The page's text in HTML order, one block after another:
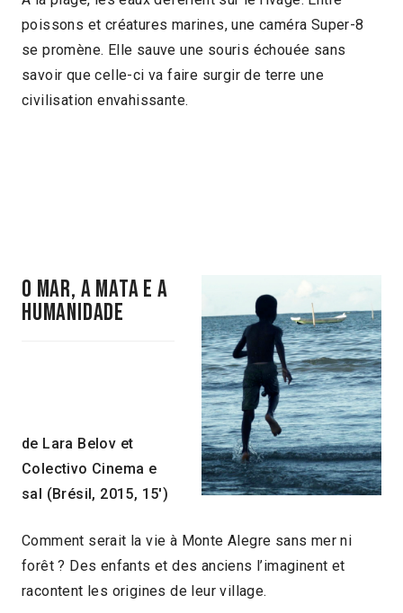
poissons et créatures marines, une caméra Super-8
se promène. Elle sauve une souris échouée sans
savoir que celle-ci va faire surgir de terre une
civilisation envahissante.
O mar, a mata e a
humanidade
de Lara Belov et
Colectivo Cinema e
sal (Brésil, 2015, 15′)
Comment serait la vie à Monte Alegre sans mer ni
forêt ? Des enfants et des anciens l’imaginent et
racontent les origines de leur village.